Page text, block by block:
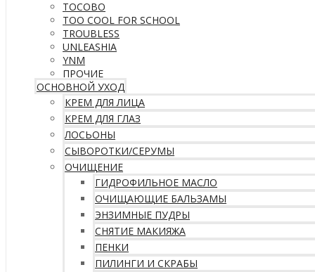
TOCOBO
TOO COOL FOR SCHOOL
TROUBLESS
UNLEASHIA
YNM
ПРОЧИЕ
ОСНОВНОЙ УХОД
КРЕМ ДЛЯ ЛИЦА
КРЕМ ДЛЯ ГЛАЗ
ЛОСЬОНЫ
СЫВОРОТКИ/СЕРУМЫ
ОЧИЩЕНИЕ
ГИДРОФИЛЬНОЕ МАСЛО
ОЧИЩАЮЩИЕ БАЛЬЗАМЫ
ЭНЗИМНЫЕ ПУДРЫ
СНЯТИЕ МАКИЯЖА
ПЕНКИ
ПИЛИНГИ И СКРАБЫ